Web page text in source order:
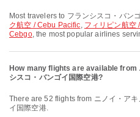
Most travelers to フランシスコ・バ
ク航空 / Cebu Pacific, フィリピン航
Cebgo, the most popular airlines
How many flights are available from
シスコ・バンゴイ国際空港?
There are 52 flights from ニノイ・アキノ国際空港 to フランシスコ・バンゴ
イ国際空港.